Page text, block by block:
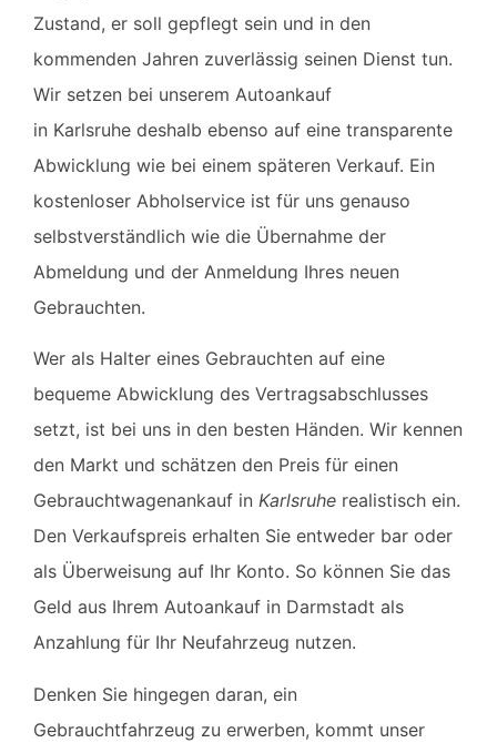
Zustand, er soll gepflegt sein und in den
kommenden Jahren zuverlässig seinen Dienst tun.
Wir setzen bei unserem Autoankauf
in Karlsruhe deshalb ebenso auf eine transparente
Abwicklung wie bei einem späteren Verkauf. Ein
kostenloser Abholservice ist für uns genauso
selbstverständlich wie die Übernahme der
Abmeldung und der Anmeldung Ihres neuen
Gebrauchten.
Wer als Halter eines Gebrauchten auf eine
bequeme Abwicklung des Vertragsabschlusses
setzt, ist bei uns in den besten Händen. Wir kennen
den Markt und schätzen den Preis für einen
Gebrauchtwagenankauf in Karlsruhe realistisch ein.
Den Verkaufspreis erhalten Sie entweder bar oder
als Überweisung auf Ihr Konto. So können Sie das
Geld aus Ihrem Autoankauf in Darmstadt als
Anzahlung für Ihr Neufahrzeug nutzen.
Denken Sie hingegen daran, ein
Gebrauchtfahrzeug zu erwerben, kommt unser